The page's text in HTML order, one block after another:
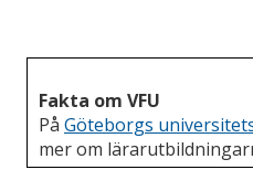
Fakta om VFU
På Göteborgs
mer om